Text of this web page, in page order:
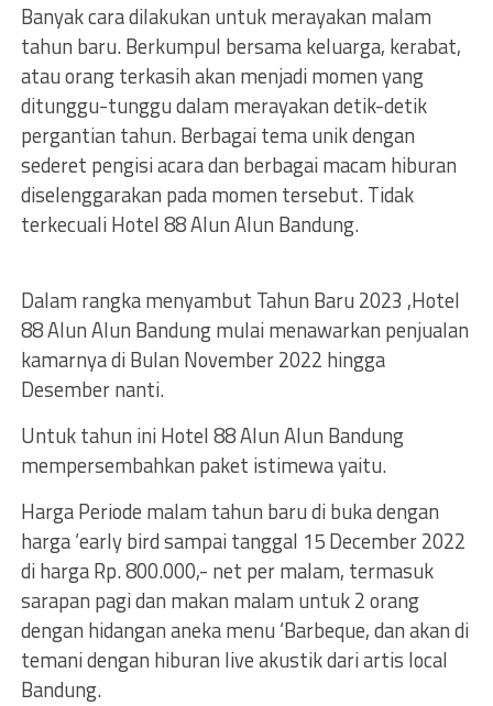
Banyak cara dilakukan untuk merayakan malam
tahun baru. Berkumpul bersama keluarga, kerabat,
atau orang terkasih akan menjadi momen yang
ditunggu-tunggu dalam merayakan detik-detik
pergantian tahun. Berbagai tema unik dengan
sederet pengisi acara dan berbagai macam hiburan
diselenggarakan pada momen tersebut. Tidak
terkecuali Hotel 88 Alun Alun Bandung.
Dalam rangka menyambut Tahun Baru 2023 ,Hotel
88 Alun Alun Bandung mulai menawarkan penjualan
kamarnya di Bulan November 2022 hingga
Desember nanti.
Untuk tahun ini Hotel 88 Alun Alun Bandung
mempersembahkan paket istimewa yaitu.
Harga Periode malam tahun baru di buka dengan
harga ‘early bird sampai tanggal 15 December 2022
di harga Rp. 800.000,- net per malam, termasuk
sarapan pagi dan makan malam untuk 2 orang
dengan hidangan aneka menu ‘Barbeque, dan akan di
temani dengan hiburan live akustik dari artis local
Bandung.